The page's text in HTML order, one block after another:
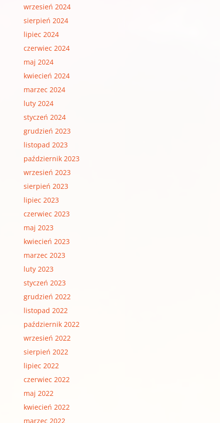
wrzesień 2024
sierpień 2024
lipiec 2024
czerwiec 2024
maj 2024
kwiecień 2024
marzec 2024
luty 2024
styczeń 2024
grudzień 2023
listopad 2023
październik 2023
wrzesień 2023
sierpień 2023
lipiec 2023
czerwiec 2023
maj 2023
kwiecień 2023
marzec 2023
luty 2023
styczeń 2023
grudzień 2022
listopad 2022
październik 2022
wrzesień 2022
sierpień 2022
lipiec 2022
czerwiec 2022
maj 2022
kwiecień 2022
marzec 2022